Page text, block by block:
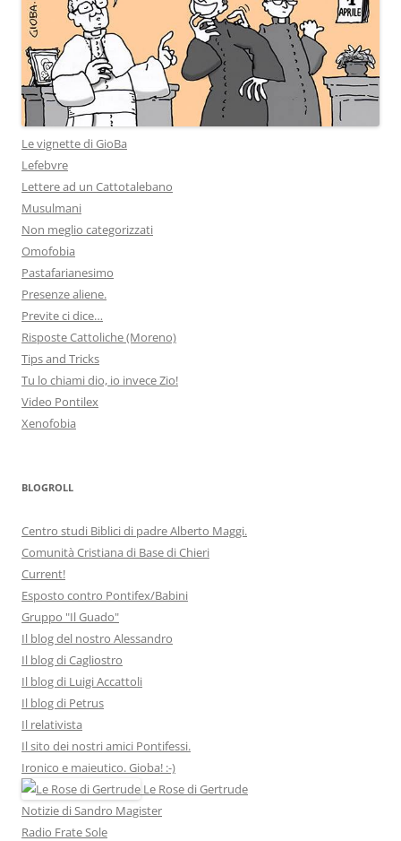
Le vignette di GioBa
Lefebvre
Lettere ad un Cattotalebano
Musulmani
Non meglio categorizzati
Omofobia
Pastafarianesimo
Presenze aliene.
Previte ci dice…
Risposte Cattoliche (Moreno)
Tips and Tricks
Tu lo chiami dio, io invece Zio!
Video Pontilex
Xenofobia
BLOGROLL
Centro studi Biblici di padre Alberto Maggi.
Comunità Cristiana di Base di Chieri
Current!
Esposto contro Pontifex/Babini
Gruppo "Il Guado"
Il blog del nostro Alessandro
Il blog di Cagliostro
Il blog di Luigi Accattoli
Il blog di Petrus
Il relativista
Il sito dei nostri amici Pontifessi.
Ironico e maieutico. Gioba! :-)
Le Rose di Gertrude
Notizie di Sandro Magister
Radio Frate Sole